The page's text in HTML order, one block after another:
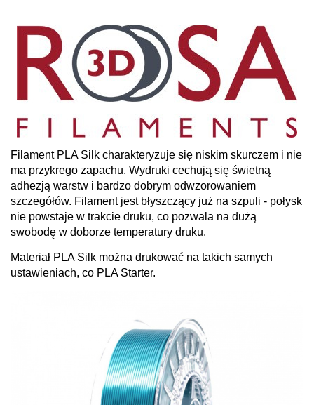
Filament PLA Silk charakteryzuje się niskim skurczem i nie
ma przykrego zapachu. Wydruki cechują się świetną
adhezją warstw i bardzo dobrym odwzorowaniem
szczegółów. Filament jest błyszczący już na szpuli - połysk
nie powstaje w trakcie druku, co pozwala na dużą
swobodę w doborze temperatury druku.
Materiał PLA Silk można drukować na takich samych
ustawieniach, co PLA Starter.